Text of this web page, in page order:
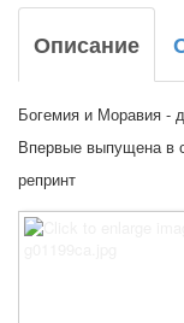
Описание
Богемия и Моравия -
Впервые выпущена в
репринт